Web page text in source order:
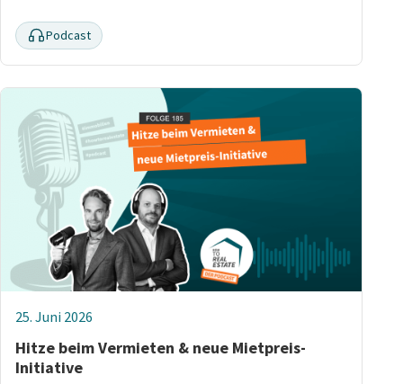
Podcast
25. Juni 2026
Hitze beim Vermieten & neue Mietpreis-
Initiative